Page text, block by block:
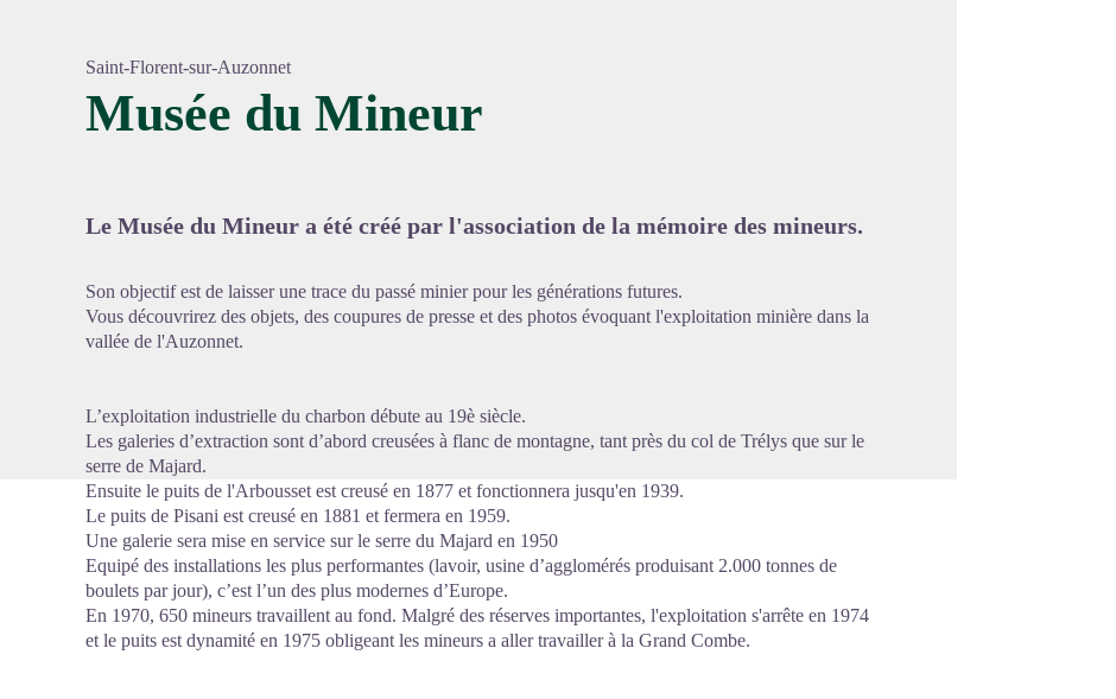
Saint-Florent-sur-Auzonnet
Musée du Mineur
Le Musée du Mineur a été créé par l'association de la mémoire des mineurs.
Son objectif est de laisser une trace du passé minier pour les générations futures.
Vous découvrirez des objets, des coupures de presse et des photos évoquant l'exploitation minière dans la
vallée de l'Auzonnet.
L’exploitation industrielle du charbon débute au 19è siècle.
Les galeries d’extraction sont d’abord creusées à flanc de montagne, tant près du col de Trélys que sur le
serre de Majard.
Ensuite le puits de l'Arbousset est creusé en 1877 et fonctionnera jusqu'en 1939.
Le puits de Pisani est creusé en 1881 et fermera en 1959.
Une galerie sera mise en service sur le serre du Majard en 1950
Equipé des installations les plus performantes (lavoir, usine d’agglomérés produisant 2.000 tonnes de
boulets par jour), c’est l’un des plus modernes d’Europe.
En 1970, 650 mineurs travaillent au fond. Malgré des réserves importantes, l'exploitation s'arrête en 1974
et le puits est dynamité en 1975 obligeant les mineurs a aller travailler à la Grand Combe.